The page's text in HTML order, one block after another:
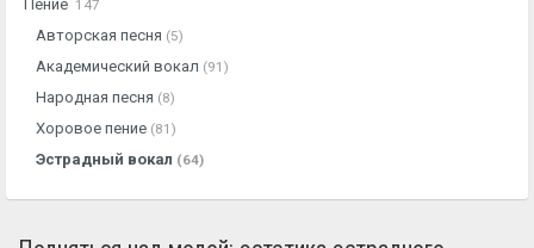
Пение 147
Авторская песня (5)
Академический вокал (91)
Народная песня (8)
Хоровое пение (81)
Эстрадный вокал (64)